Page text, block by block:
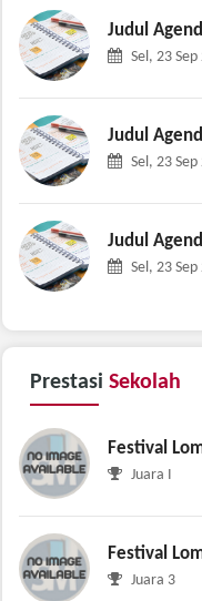
Judul
Sel, 23
Judul
Sel, 23
Judul
Sel, 23
Prestasi Sekolah
Festival
Juara I
Festival
Juara 3